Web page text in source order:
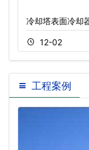
冷却塔表面冷却
12-02
工程案例